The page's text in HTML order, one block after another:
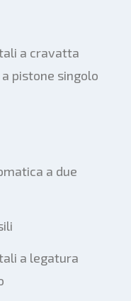
a cravatta
pistone singolo
a due
a legatura